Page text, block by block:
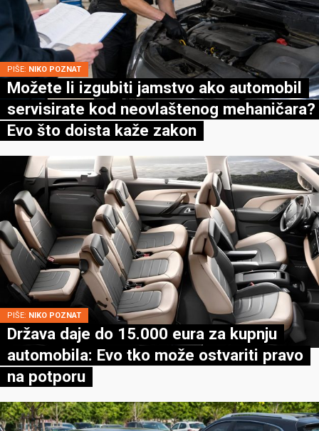
PIŠE: NIKO POZNAT
Možete li izgubiti jamstvo ako automobil
servisirate kod neovlaštenog mehaničara?
Evo što doista kaže zakon
PIŠE: NIKO POZNAT
Država daje do 15.000 eura za kupnju
automobila: Evo tko može ostvariti pravo
na potporu